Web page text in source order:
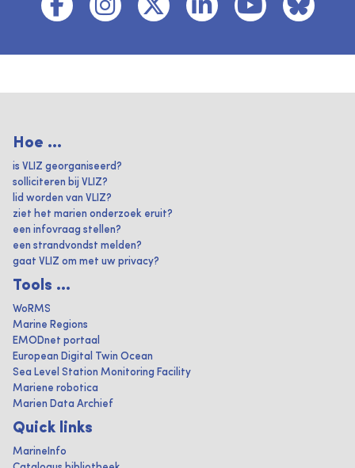
Hoe ...
is VLIZ georganiseerd?
solliciteren bij VLIZ?
lid worden van VLIZ?
ziet het marien onderzoek eruit?
een infovraag stellen?
een strandvondst melden?
gaat VLIZ om met uw privacy?
Tools ...
WoRMS
Marine Regions
EMODnet portaal
European Digital Twin Ocean
Sea Level Station Monitoring Facility
Mariene robotica
Marien Data Archief
Quick links
MarineInfo